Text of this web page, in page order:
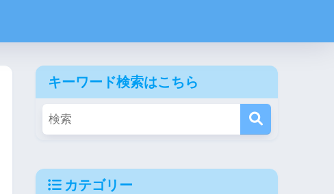
キーワード検索はこちら
カテゴリー